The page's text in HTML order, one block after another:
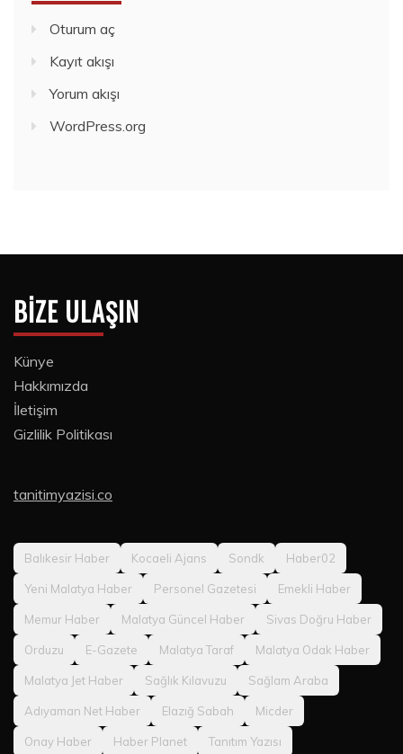
Oturum aç
Kayıt akışı
Yorum akışı
WordPress.org
BIZE ULAŞIN
Künye
Hakkımızda
İletişim
Gizlilik Politikası
tanitimyazisi.co
Balıkesir Haber Kocaeli Ajans Sondk Haber02
Yeni Malatya Haber Personel Gazetesi Emekli Haber
Memur Haber Malatya Güncel Haber Sivas Doğru Haber
Orduzu E-Gazete Malatya Taraf Malatya Odak Haber
Malatya Jet Haber Sağlık Kılavuzu Sağlam Araba
Adıyaman Net Haber Elazığ Sabah Micder
Onay Haber Haber Planet Tanıtım Yazısı